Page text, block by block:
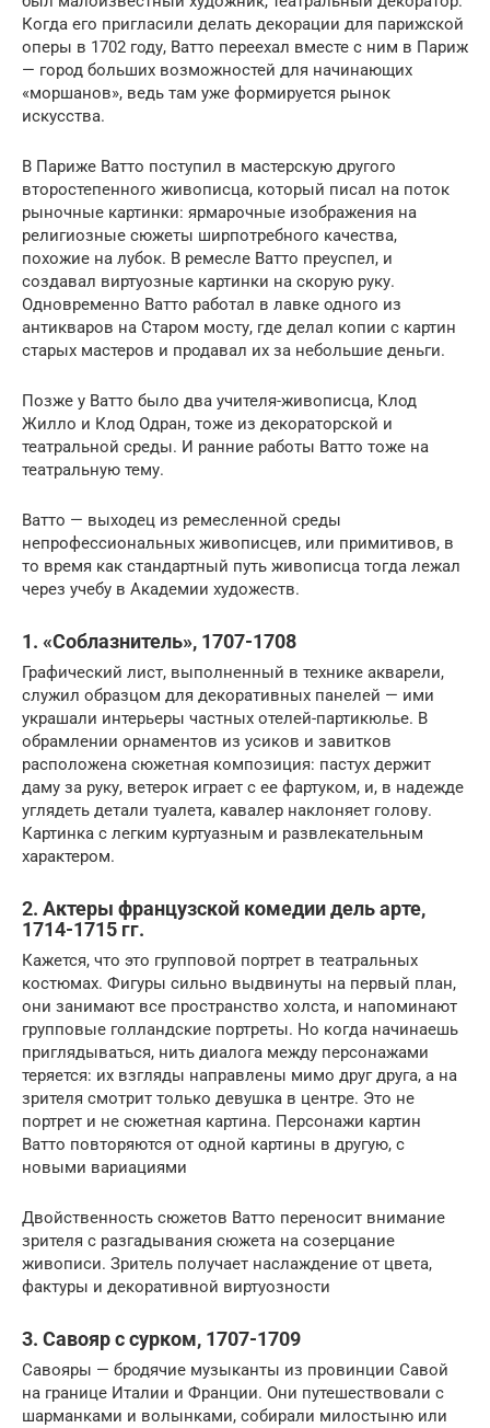
Когда его пригласили делать декорации для парижской
оперы в 1702 году, Ватто переехал вместе с ним в Париж
— город больших возможностей для начинающих
«моршанов», ведь там уже формируется рынок
искусства.
В Париже Ватто поступил в мастерскую другого
второстепенного живописца, который писал на поток
рыночные картинки: ярмарочные изображения на
религиозные сюжеты ширпотребного качества,
похожие на лубок. В ремесле Ватто преуспел, и
создавал виртуозные картинки на скорую руку.
Одновременно Ватто работал в лавке одного из
антикваров на Старом мосту, где делал копии с картин
старых мастеров и продавал их за небольшие деньги.
Позже у Ватто было два учителя-живописца, Клод
Жилло и Клод Одран, тоже из декораторской и
театральной среды. И ранние работы Ватто тоже на
театральную тему.
Ватто — выходец из ремесленной среды
непрофессиональных живописцев, или примитивов, в
то время как стандартный путь живописца тогда лежал
через учебу в Академии художеств.
1. «Соблазнитель», 1707-1708
Графический лист, выполненный в технике акварели,
служил образцом для декоративных панелей — ими
украшали интерьеры частных отелей-партикюлье. В
обрамлении орнаментов из усиков и завитков
расположена сюжетная композиция: пастух держит
даму за руку, ветерок играет с ее фартуком, и, в надежде
углядеть детали туалета, кавалер наклоняет голову.
Картинка с легким куртуазным и развлекательным
характером.
2. Актеры французской комедии дель арте,
1714-1715 гг.
Кажется, что это групповой портрет в театральных
костюмах. Фигуры сильно выдвинуты на первый план,
они занимают все пространство холста, и напоминают
групповые голландские портреты. Но когда начинаешь
приглядываться, нить диалога между персонажами
теряется: их взгляды направлены мимо друг друга, а на
зрителя смотрит только девушка в центре. Это не
портрет и не сюжетная картина. Персонажи картин
Ватто повторяются от одной картины в другую, с
новыми вариациями
Двойственность сюжетов Ватто переносит внимание
зрителя с разгадывания сюжета на созерцание
живописи. Зритель получает наслаждение от цвета,
фактуры и декоративной виртуозности
3. Савояр с сурком, 1707-1709
Савояры — бродячие музыканты из провинции Савой
на границе Италии и Франции. Они путешествовали с
шарманками и волынками, собирали милостыню или